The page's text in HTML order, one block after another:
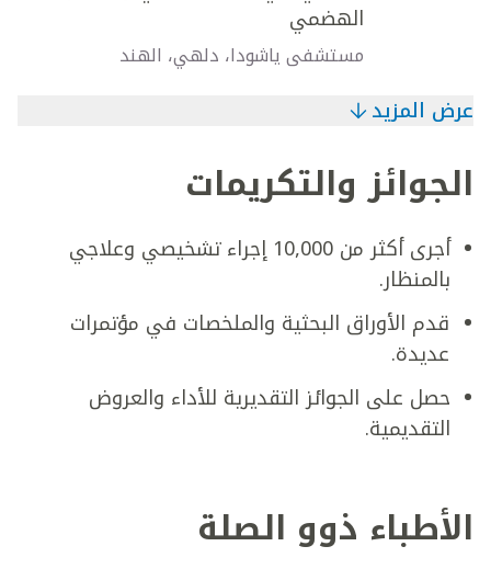
الهضمي
مستشفى ياشودا، دلهي، الهند
عرض المزيد
الجوائز والتكريمات
أجرى أكثر من 10,000 إجراء تشخيصي وعلاجي
بالمنظار.
قدم الأوراق البحثية والملخصات في مؤتمرات
عديدة.
حصل على الجوائز التقديرية للأداء والعروض
التقديمية.
الأطباء ذوو الصلة